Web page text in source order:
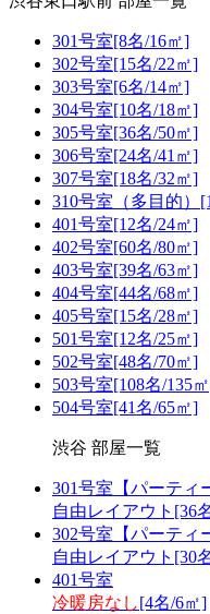
301号室[8名/16㎡]
302号室[15名/22㎡]
303号室[6名/14㎡]
304号室[10名/18㎡]
305号室[36名/50㎡]
306号室[24名/41㎡]
307号室[18名/32㎡]
310号室（多目的）
401号室[12名/24㎡]
402号室[60名/80㎡]
403号室[39名/63㎡]
404号室[44名/68㎡]
405号室[15名/28㎡]
501号室[12名/25㎡]
502号室[48名/70㎡]
503号室[108名/135
504号室[41名/65㎡]
渋谷 部屋一覧
301号室【パーティ
自由レイアウト[36
302号室【パーティ
自由レイアウト[30
401号室
冷暖房なし[4名/6㎡]